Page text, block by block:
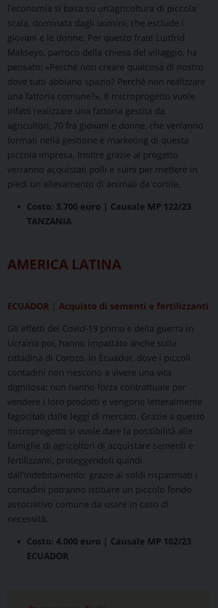
l’economia si basa su un’agricoltura di piccola
scala, dominata dagli uomini, che esclude i
giovani e le donne. Per questo frate Luitfrid
Makseyo, parroco della chiesa del villaggio, ha
pensato: «Perché non creare qualcosa di nostro
dove tutti abbiano spazio? Perché non realizzare
una fattoria comune?». Il microprogetto vuole
infatti realizzare una fattoria gestita da
agricoltori, 70 fra giovani e donne, che verranno
formati nella gestione e marketing di questa
piccola impresa. Inoltre grazie al progetto
verranno acquistati polli e suini per mettere in
piedi un allevamento di animali da cortile.
Costo: 3.700 euro | Causale MP 122/23
TANZANIA
AMERICA LATINA
ECUADOR | Acquisto di sementi e fertilizzanti
Gli effetti del Covid-19 prima e della guerra in
Ucraina poi, hanno impattato anche sulla
cittadina di Corozo, in Ecuador, dove i piccoli
contadini non riescono a vivere una vita
dignitosa: non hanno forza contrattuale per
vendere i loro prodotti e vengono letteralmente
fagocitati dalle leggi di mercato. Grazie a questo
microprogetto si vuole dare la possibilità alle
famiglie di agricoltori di acquistare sementi e
fertilizzanti, proteggendoli quindi
dall’indebitamento; grazie ai soldi risparmiati i
contadini potranno istituire un piccolo fondo
associativo comune da usare in caso di
necessità.
Costo: 4.000 euro | Causale MP 102/23
ECUADOR